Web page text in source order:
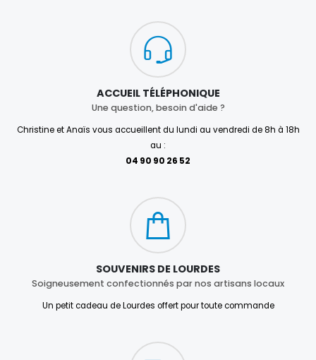
ACCUEIL TÉLÉPHONIQUE
Une question, besoin d'aide ?
Christine et Anaïs vous accueillent du lundi au vendredi de 8h à 18h
au :
04 90 90 26 52
SOUVENIRS DE LOURDES
Soigneusement confectionnés par nos artisans locaux
Un petit cadeau de Lourdes offert pour toute commande